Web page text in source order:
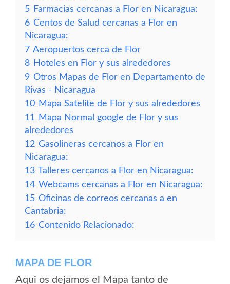
5 Farmacias cercanas a Flor en Nicaragua:
6 Centos de Salud cercanas a Flor en
Nicaragua:
7 Aeropuertos cerca de Flor
8 Hoteles en Flor y sus alrededores
9 Otros Mapas de Flor en Departamento de
Rivas - Nicaragua
10 Mapa Satelite de Flor y sus alrededores
11
Mapa Normal google de Flor y sus
alrededores
12 Gasolineras cercanos a Flor en
Nicaragua:
13 Talleres cercanos a Flor en Nicaragua:
14 Webcams cercanas a Flor en Nicaragua:
15 Oficinas de correos cercanas a en
Cantabria:
16 Contenido Relacionado:
MAPA DE FLOR
Aqui os dejamos el Mapa tanto de